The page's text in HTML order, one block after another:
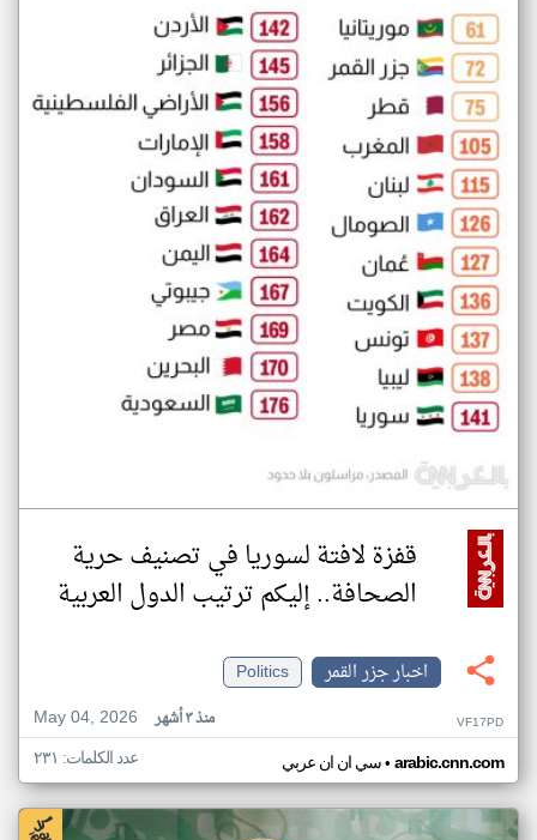
قفزة لافتة لسوريا في تصنيف حرية
الصحافة.. إليكم ترتيب الدول العربية
اخبار جزر القمر
Politics
May 04, 2026
منذ ٣ أشهر VF17PD
سي ان ان عربي• arabic.cnn.com عدد الكلمات: ٢٣١